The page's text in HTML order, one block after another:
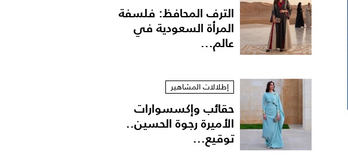
الترف المحافظ: فلسفة
المرأة السعودية في
عالم...
إطلالات المشاهير
حقائب وإكسسوارات
الأميرة رجوة الحسين..
توقيع...